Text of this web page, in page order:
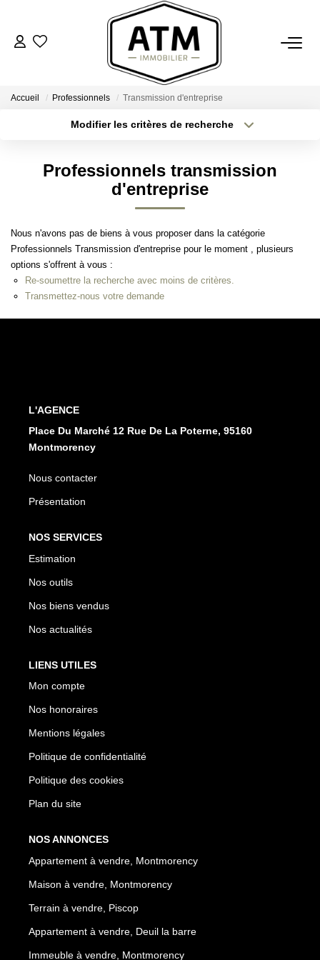
ACHETER
L'AGENCE
Notre Agence
Nos Engagements
Nos Avis Clients
Accueil Professionnels Transmission d'entreprise
Modifier les critères de recherche
Type de bien
Surface min
Créer une alerte
Professionnels transmission
d'entreprise
Nous n'avons pas de biens à vous proposer dans la catégorie
Professionnels Transmission d'entreprise pour le moment , plusieurs
options s'offrent à vous :
Re-soumettre la recherche avec moins de critères.
Transmettez-nous votre demande
L'AGENCE
Place Du Marché 12 Rue De La Poterne, 95160
Montmorency
Nous contacter
Présentation
NOS SERVICES
Estimation
Nos outils
Nos biens vendus
Nos actualités
LIENS UTILES
Mon compte
Nos honoraires
Mentions légales
Politique de confidentialité
Politique des cookies
Plan du site
NOS ANNONCES
Appartement à vendre, Montmorency
Maison à vendre, Montmorency
Terrain à vendre, Piscop
Appartement à vendre, Deuil la barre
Immeuble à vendre, Montmorency